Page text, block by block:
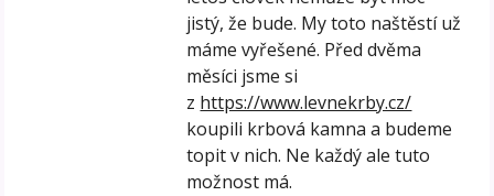
jistý, že bude. My toto naštěstí už
máme vyřešené. Před dvěma
měsíci jsme si
z https://www.levnekrby.cz/
koupili krbová kamna a budeme
topit v nich. Ne každý ale tuto
možnost má.